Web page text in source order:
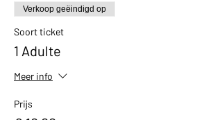
Verkoop geëindigd op
Soort ticket
1 Adulte
Meer info
Prijs